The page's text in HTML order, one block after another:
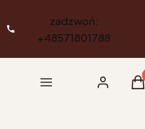
zadzwoń:
+48571801788
Menu Zaloguj się